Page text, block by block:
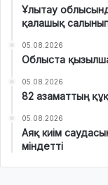
Ұлытау
қалашық
05.08.2026
Облыста
05.08.2026
82 азаматтың
05.08.2026
Аяқ киім
міндетті